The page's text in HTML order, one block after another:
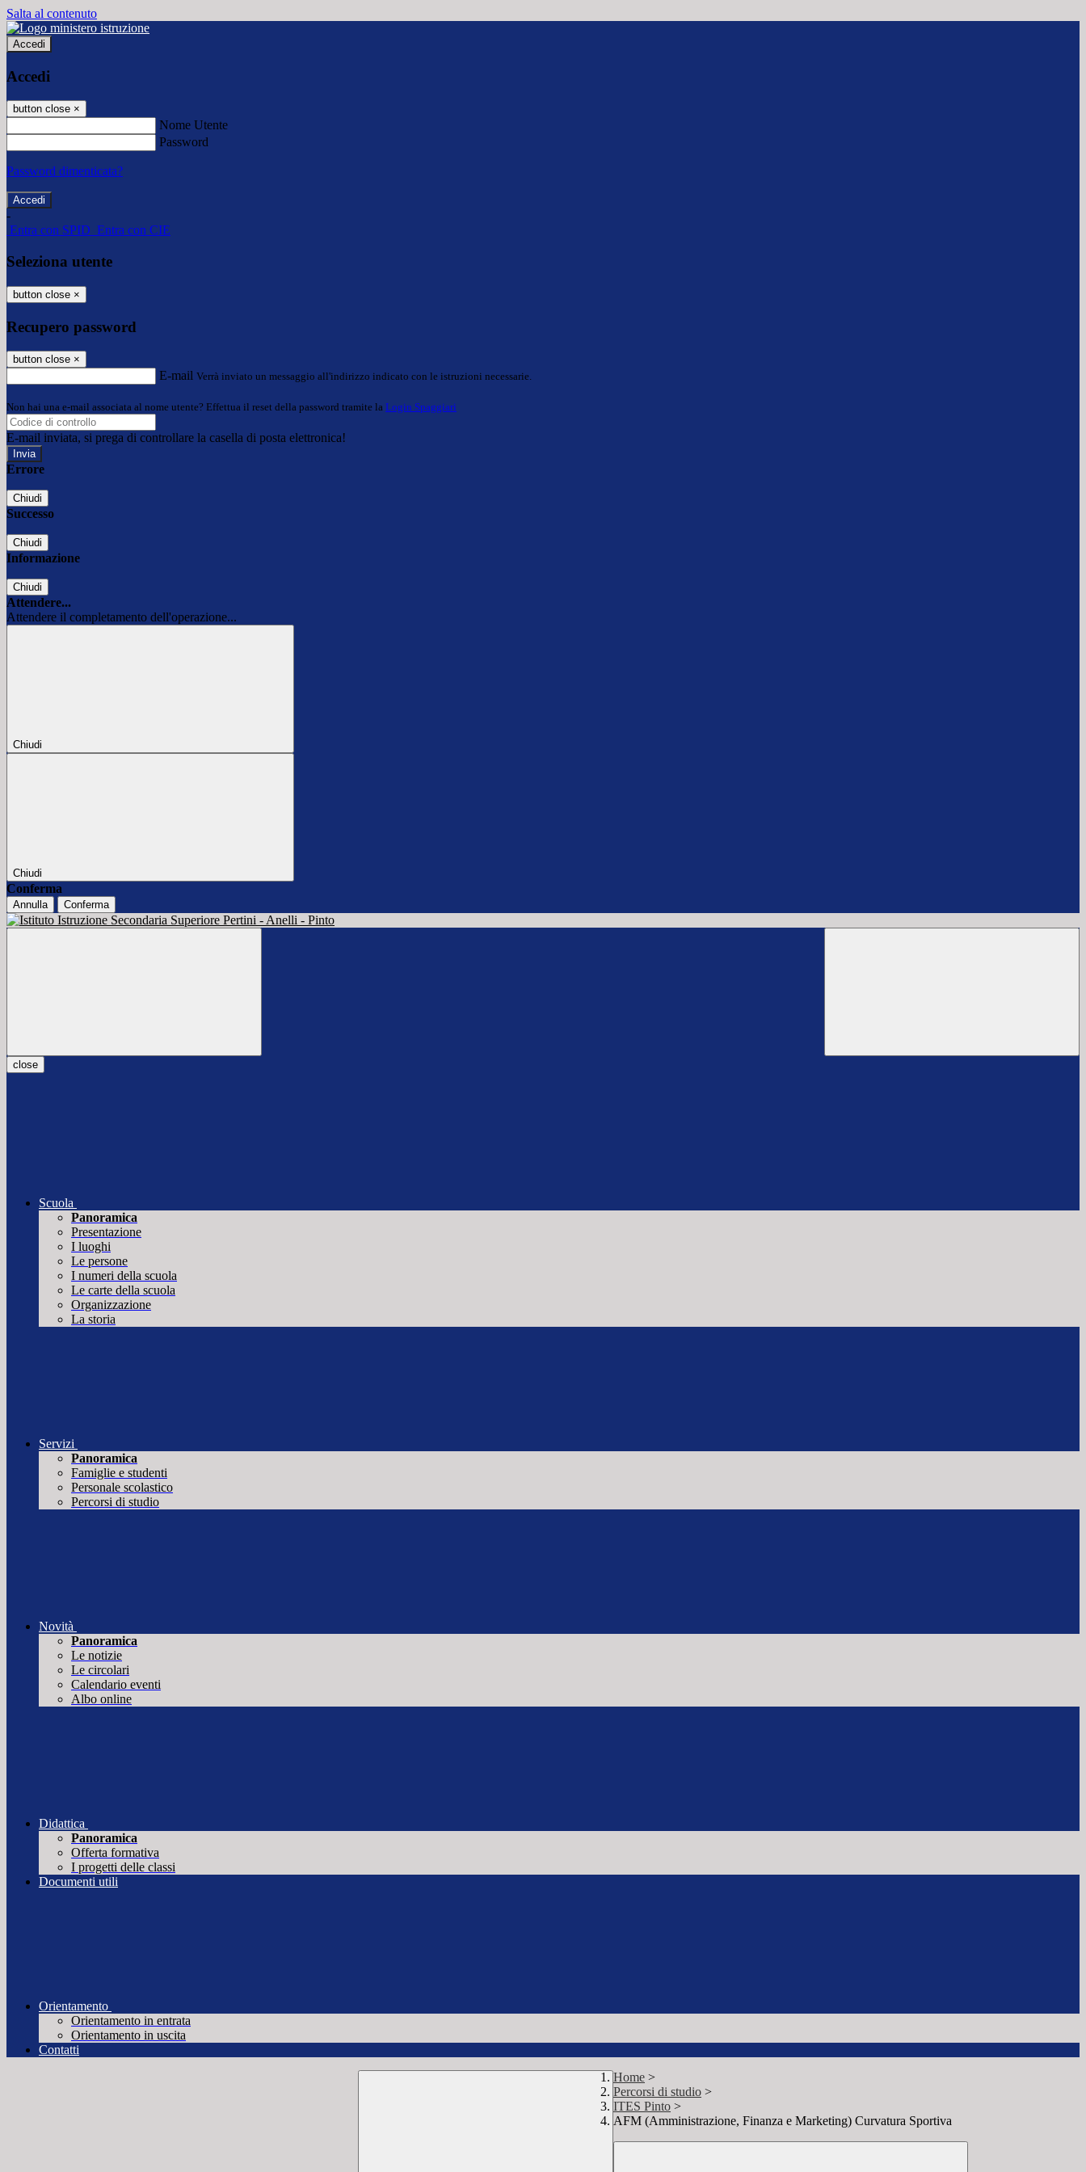
Salta al contenuto
Accedi
Accedi
button close ×
Nome Utente
Password
Password dimenticata?
-
Entra con SPID Entra con CIE
Seleziona utente
button close ×
Recupero password
button close ×
E-mail Verrà inviato un messaggio all'indirizzo indicato con le istruzioni necessarie.
Non hai una e-mail associata al nome utente? Effettua il reset della password tramite la Login Spaggiari
E-mail inviata, si prega di controllare la casella di posta elettronica!
Errore
Chiudi
Successo
Chiudi
Informazione
Chiudi
Attendere...
Attendere il completamento dell'operazione...
Chiudi
Chiudi
Conferma
Annulla Conferma
close
Scuola
Panoramica
Presentazione
I luoghi
Le persone
I numeri della scuola
Le carte della scuola
Organizzazione
La storia
Servizi
Panoramica
Famiglie e studenti
Personale scolastico
Percorsi di studio
Novità
Panoramica
Le notizie
Le circolari
Calendario eventi
Albo online
Didattica
Panoramica
Offerta formativa
I progetti delle classi
Documenti utili
Orientamento
Orientamento in entrata
Orientamento in uscita
Contatti
Home >
Percorsi di studio >
ITES Pinto >
AFM (Amministrazione, Finanza e Marketing) Curvatura Sportiva